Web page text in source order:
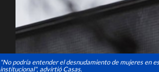
"No podría entender el desnudamiento de mujeres en
institucional", advirtió Casas.